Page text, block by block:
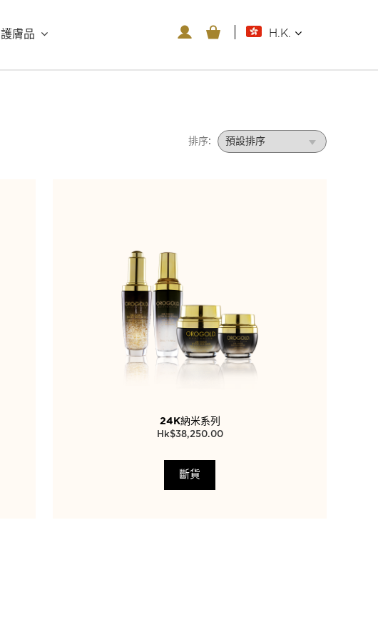
護膚品 H.K.
排序:
24K納米系列
$38,250.00
斷貨